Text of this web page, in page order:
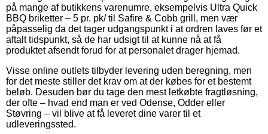
på mange af butikkens varenumre, eksempelvis Ultra Quick
BBQ briketter – 5 pr. pk/ til Safire & Cobb grill, men vær
påpasselig da det tager udgangspunkt i at ordren laves før et
aftalt tidspunkt, så de har udsigt til at kunne nå at få
produktet afsendt forud for at personalet drager hjemad.
Visse online outlets tilbyder levering uden beregning, men
for det meste stiller det krav om at der købes for et bestemt
beløb. Desuden bør du tage den mest letkøbte fragtløsning,
der ofte – hvad end man er ved Odense, Odder eller
Støvring – vil blive at få leveret dine varer til et
udleveringssted.